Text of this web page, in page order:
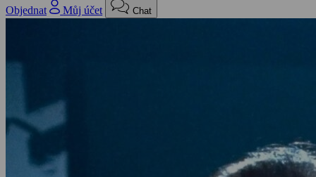
Objednat
Můj účet Chat